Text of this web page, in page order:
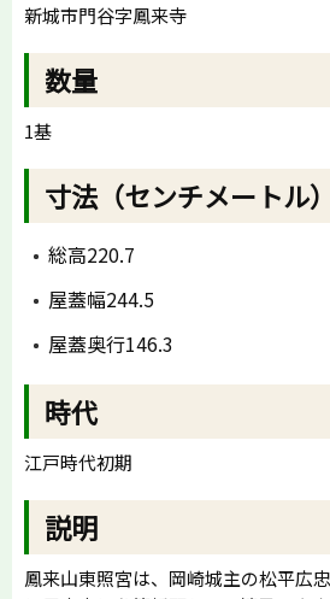
新城市門谷字鳳来寺
数量
1基
寸法（センチメートル）
総高220.7
屋蓋幅244.5
屋蓋奥行146.3
時代
江戸時代初期
説明
鳳来山東照宮は、岡崎城主の松平広